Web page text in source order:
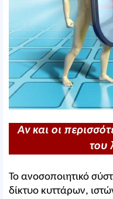
Αν και οι
του
Το ανοσοποιητικό
δίκτυο κυττάρων,